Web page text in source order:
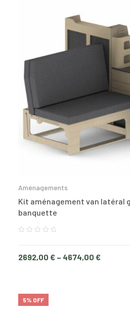
Aménagements
Kit aménagement van latéral
banquette
2692,00 € – 4674,00 €
5% OFF